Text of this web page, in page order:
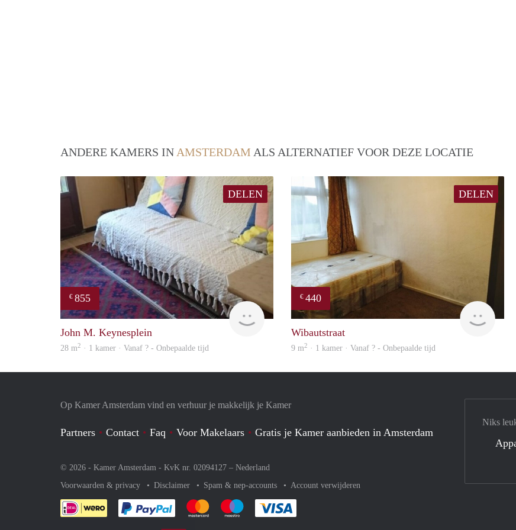
ANDERE KAMERS IN AMSTERDAM ALS ALTERNATIEF VOOR DEZE LOCATIE
DELEN
€ 855
finder
John M. Keynesplein
28 m2 · 1 kamer · Vanaf ? - Onbepaalde tijd
DELEN
€ 440
Wibautstraat
9 m2 · 1 kamer · Vanaf ? - Onbepaalde tijd
Op Kamer Amsterdam vind en verhuur je makkelijk je Kamer
Partners Contact Faq Voor Makelaars Gratis je Kamer aanbieden in Amsterdam
© 2026 - Kamer Amsterdam - KvK nr. 02094127 – Nederland
Voorwaarden & privacy
Disclaimer Spam & nep-accounts Account verwijderen
Je rekent gemakkelijk af met Paypal
Je rekent gemakkelijk af met Mastercard
Je rekent gemakkelijk af met Meastro
Niks